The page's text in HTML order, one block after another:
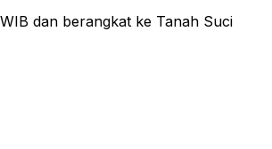
dan berangkat ke Tanah Suci